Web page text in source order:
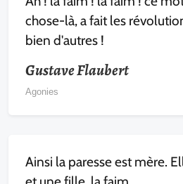
chose-là, a fait les
bien d'autres !
Gustave Flaubert
Agonies
Ainsi la paresse est mère.